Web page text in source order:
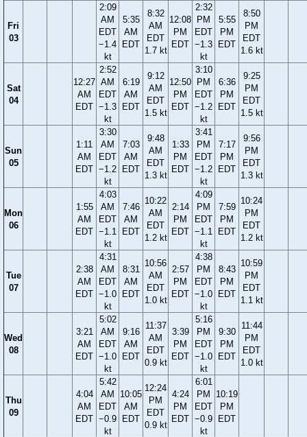
Fri
03
2:09
AM
EDT
−1.4
kt
5:35
AM
EDT
8:32
AM
EDT
1.7 kt
12:08
PM
EDT
2:32
PM
EDT
−1.3
kt
5:55
PM
EDT
8:50
PM
EDT
1.6 kt
Sat
04
12:27
AM
EDT
2:52
AM
EDT
−1.3
kt
6:19
AM
EDT
9:12
AM
EDT
1.5 kt
12:50
PM
EDT
3:10
PM
EDT
−1.2
kt
6:36
PM
EDT
9:25
PM
EDT
1.5 kt
Sun
05
1:11
AM
EDT
3:30
AM
EDT
−1.2
kt
7:03
AM
EDT
9:48
AM
EDT
1.3 kt
1:33
PM
EDT
3:41
PM
EDT
−1.2
kt
7:17
PM
EDT
9:56
PM
EDT
1.3 kt
Mon
06
1:55
AM
EDT
4:03
AM
EDT
−1.1
kt
7:46
AM
EDT
10:22
AM
EDT
1.2 kt
2:14
PM
EDT
4:09
PM
EDT
−1.1
kt
7:59
PM
EDT
10:24
PM
EDT
1.2 kt
Tue
07
2:38
AM
EDT
4:31
AM
EDT
−1.0
kt
8:31
AM
EDT
10:56
AM
EDT
1.0 kt
2:57
PM
EDT
4:38
PM
EDT
−1.0
kt
8:43
PM
EDT
10:59
PM
EDT
1.1 kt
Wed
08
3:21
AM
EDT
5:02
AM
EDT
−1.0
kt
9:16
AM
EDT
11:37
AM
EDT
0.9 kt
3:39
PM
EDT
5:16
PM
EDT
−1.0
kt
9:30
PM
EDT
11:44
PM
EDT
1.0 kt
Thu
09
4:04
AM
EDT
5:42
AM
EDT
−0.9
kt
10:05
AM
EDT
12:24
PM
EDT
0.9 kt
4:24
PM
EDT
6:01
PM
EDT
−0.9
kt
10:19
PM
EDT